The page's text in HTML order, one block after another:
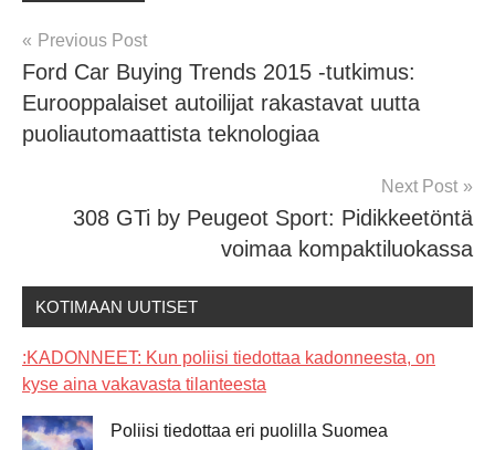
Post
navigation
Previous Post
Ford Car Buying Trends 2015 -tutkimus:
Eurooppalaiset autoilijat rakastavat uutta
puoliautomaattista teknologiaa
Next Post
308 GTi by Peugeot Sport: Pidikkeetöntä
voimaa kompaktiluokassa
KOTIMAAN UUTISET
:KADONNEET: Kun poliisi tiedottaa kadonneesta, on
kyse aina vakavasta tilanteesta
Poliisi tiedottaa eri puolilla Suomea